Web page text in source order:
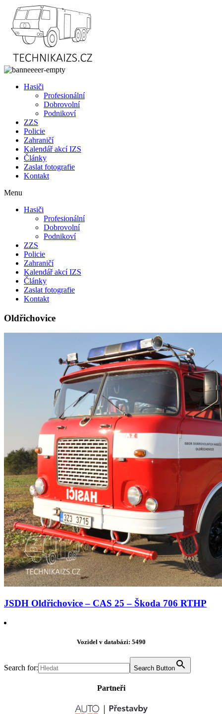
Přejít
obsahu
Hasiči
Profesionální
Dobrovolní
Podnikoví
ZZS
Policie
Zahraničí
Kalendář akcí IZS
Články
Zaslat fotografie
Kontakt
Menu
Hasiči
Profesionální
Dobrovolní
Podnikoví
ZZS
Policie
Zahraničí
Kalendář akcí IZS
Články
Zaslat fotografie
Kontakt
Oldřichovice
JSDH Oldřichovice – CAS 25 – Škoda 706 RTHP
Vozidel v databázi: 5490
Search for: Search Button
Partneři